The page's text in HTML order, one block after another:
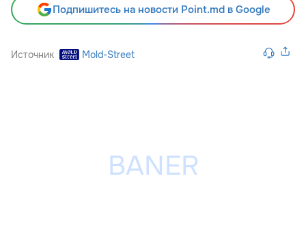
Подпишитесь на новости Point.md в Google
Источник Mold-Street